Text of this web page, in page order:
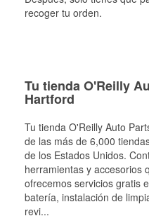
recoger tu orden.
Tu tienda O'Reilly
Hartford
Tu tienda O'Reilly Auto
de las más de 6,000
de los Estados Unidos.
herramientas y accesorios
ofrecemos servicios gratis
batería, instalación de
revi...